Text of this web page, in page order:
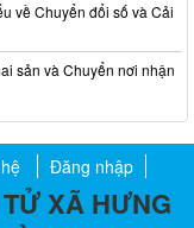
về Chuyển đổi số và Cải
sản và Chuyển nơi nhận
Đăng nhập
XÃ HƯNG